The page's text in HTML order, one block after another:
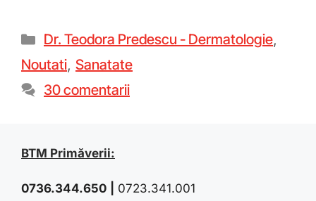
Dr. Teodora Predescu - Dermatologie,
Noutati, Sanatate
30 comentarii
BTM Primăverii:
0736.344.650 0723.341.001